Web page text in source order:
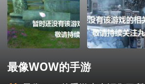
最像WOW的手游